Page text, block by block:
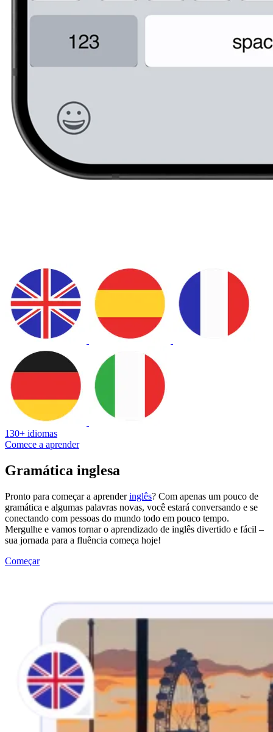
130+ idiomas
Comece a aprender
Gramática inglesa
Pronto para começar a aprenderinglês? Com apenas um pouco de
gramática e algumas palavras novas, você estará conversando e se
conectando com pessoas do mundo todo em pouco tempo.
Mergulhe e vamos tornar o aprendizado de inglês divertido e fácil –
sua jornada para a fluência começa hoje!
Começar